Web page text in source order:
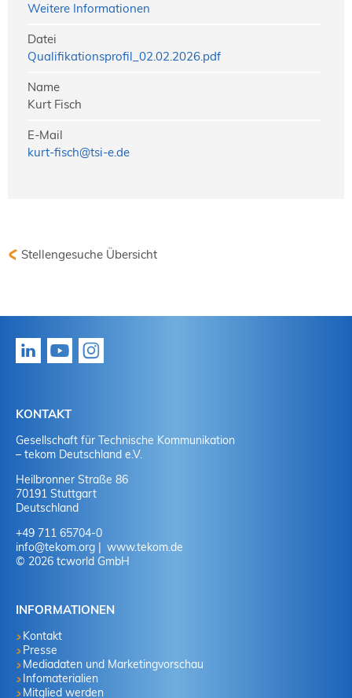
Weitere Informationen
Datei
Qualifikationsprofil_02.02.2026.pdf
Name
Kurt Fisch
E-Mail
kurt-fisch@tsi-e.de
Stellengesuche Übersicht
KONTAKT
Gesellschaft für Technische Kommunikation
– tekom Deutschland e.V.
Heilbronner Straße 86
70191 Stuttgart
Deutschland
+49 711 65704-0
info@tekom.org
www.tekom.de
© 2026 tcworld GmbH
INFORMATIONEN
Kontakt
Presse
Mediadaten und Marketingvorschau
Infomaterialien
Mitglied werden